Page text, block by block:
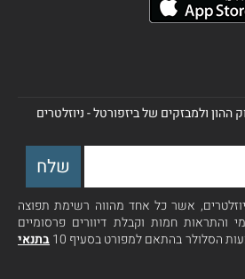
ולמבזקים של ביזפורטל - ניוזלטרים
אשר כל אחד מהווה רשימת תפוצה
והתראות חמות וקבלת דיוורים פרסומיים
הסלולר בהתאם למפורט בסעיף 10
בתנאי